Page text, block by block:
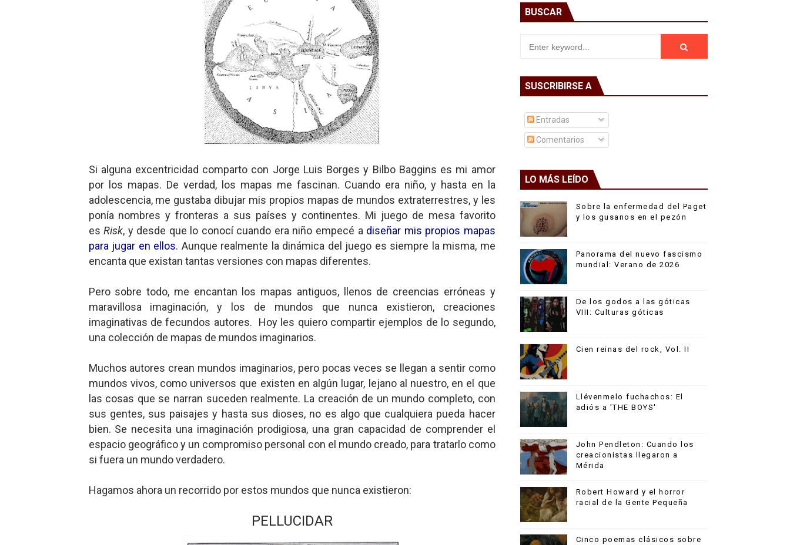
Dioses y Monstruos: Guillermo (DOS)
Dioses y Monstruos: Guillermo (UNO)
Carlos Manzo y el narcogobierno asesino
Gótico Mexicano
El mito de Frankenstein
25 grandes películas de terror del siglo XXI
Devoraos los unos a los otros
Charlie Kirk y la izquierda asesina
Dios es Cambio: Filosofía Earthseed para el fin del mundo
Nuestra era de genocidios
Transformers: ¿Una película marxista?
Gentile: Lo que debes entender sobre el fascismo
Panorama del nuevo fascismo mundial: Verano de 2026
Si alguna excentricidad comparto con Jorge Luis Borges y Bilbo Baggins es mi amor
por los mapas. De verdad, los mapas me fascinan. Cuando era niño, y hasta en la
adolescencia, me gustaba dibujar mis propios mapas de mundos extraterrestres, y les
ponía nombres y fronteras a sus países y continentes. Mi juego de mesa favorito
esRisk, y desde que lo conocí cuando era niño empecé a diseñar mis propios mapas
para jugar en ellos. Aunque realmente la dinámica del juego es siempre la misma, me
encanta que existan tantas versiones con mapas diferentes.
Pero sobre todo, me encantan los mapas antiguos, llenos de creencias erróneas y
maravillosa imaginación, y los de mundos que nunca existieron, creaciones
imaginativas de fecundos autores. Hoy les quiero compartir ejemplos de lo segundo,
una colección de mapas de mundos imaginarios.
Muchos autores crean mundos imaginarios, pero pocas veces se llegan a sentir como
mundos vivos, como universos que existen en algún lugar, lejano al nuestro, en el que
las cosas que se narran suceden realmente. La creación de un mundo completo, con
sus gentes, sus paisajes y hasta sus dioses, no es algo que cualquiera pueda hacer
bien. Se necesita una imaginación prodigiosa, una gran capacidad de comprender el
espacio geográfico y un compromiso personal con el mundo creado, para tratarlo como
si fuera un mundo verdadero.
Hagamos ahora un recorrido por estos mundos que nunca existieron:
PELLUCIDAR
BUSCAR
SUSCRIBIRSE A
Entradas
Comentarios
LO MÁS LEÍDO
Sobre la enfermedad del Paget
y los gusanos en el pezón
Panorama del nuevo fascismo
mundial: Verano de 2026
De los godos a las góticas
VIII: Culturas góticas
Cien reinas del rock, Vol. II
Llévenmelo fuchachos: El
adiós a 'THE BOYS'
John Pendleton: Cuando los
creacionistas llegaron a
Mérida
Robert Howard y el horror
racial de la Gente Pequeña
Cinco poemas clásicos sobre